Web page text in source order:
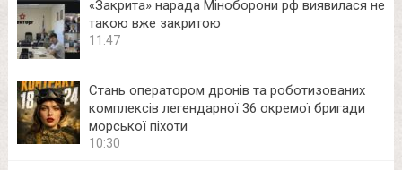
«Закрита» нарада Міноборони рф виявилася не
такою вже закритою
11:47
Стань оператором дронів та роботизованих
комплексів легендарної 36 окремої бригади
морської піхоти
10:30